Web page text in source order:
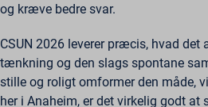
og kræve bedre svar.
CSUN 2026 leverer præcis, hvad det
tænkning og den slags spontane
stille og roligt omformer den måde,
her i Anaheim, er det virkelig godt at